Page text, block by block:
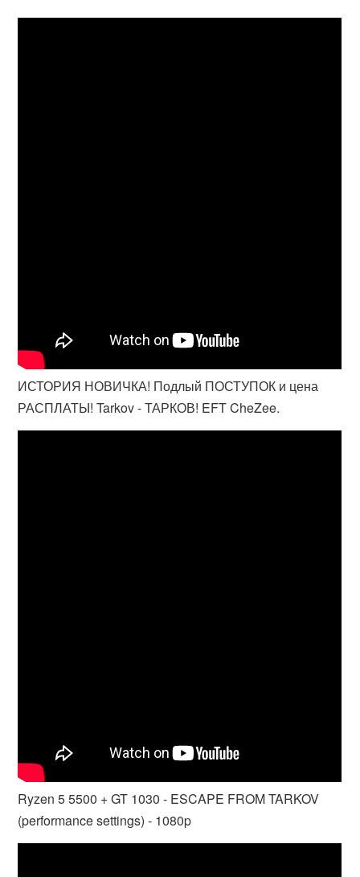
ИСТОРИЯ НОВИЧКА! Подлый ПОСТУПОК и цена
РАСПЛАТЫ! Tarkov - ТАРКОВ! EFT CheZee.
Ryzen 5 5500 + GT 1030 - ESCAPE FROM TARKOV
(performance settings) - 1080p